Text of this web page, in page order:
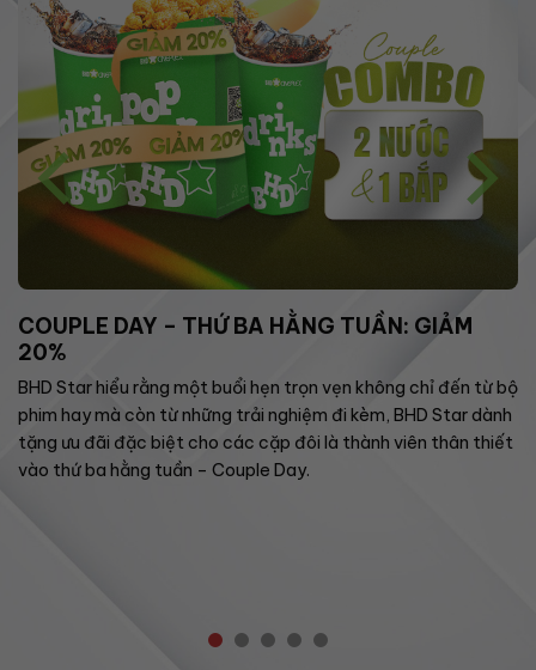
COUPLE DAY – THỨ BA HẰNG TUẦN: GIẢM
20%
BHD Star hiểu rằng một buổi hẹn trọn vẹn không chỉ đến từ bộ
phim hay mà còn từ những trải nghiệm đi kèm, BHD Star dành
tặng ưu đãi đặc biệt cho các cặp đôi là thành viên thân thiết
vào thứ ba hằng tuần – Couple Day.